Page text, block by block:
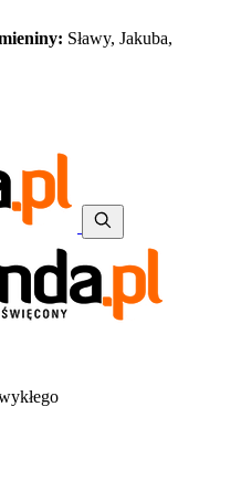
Sławy, Jakuba,